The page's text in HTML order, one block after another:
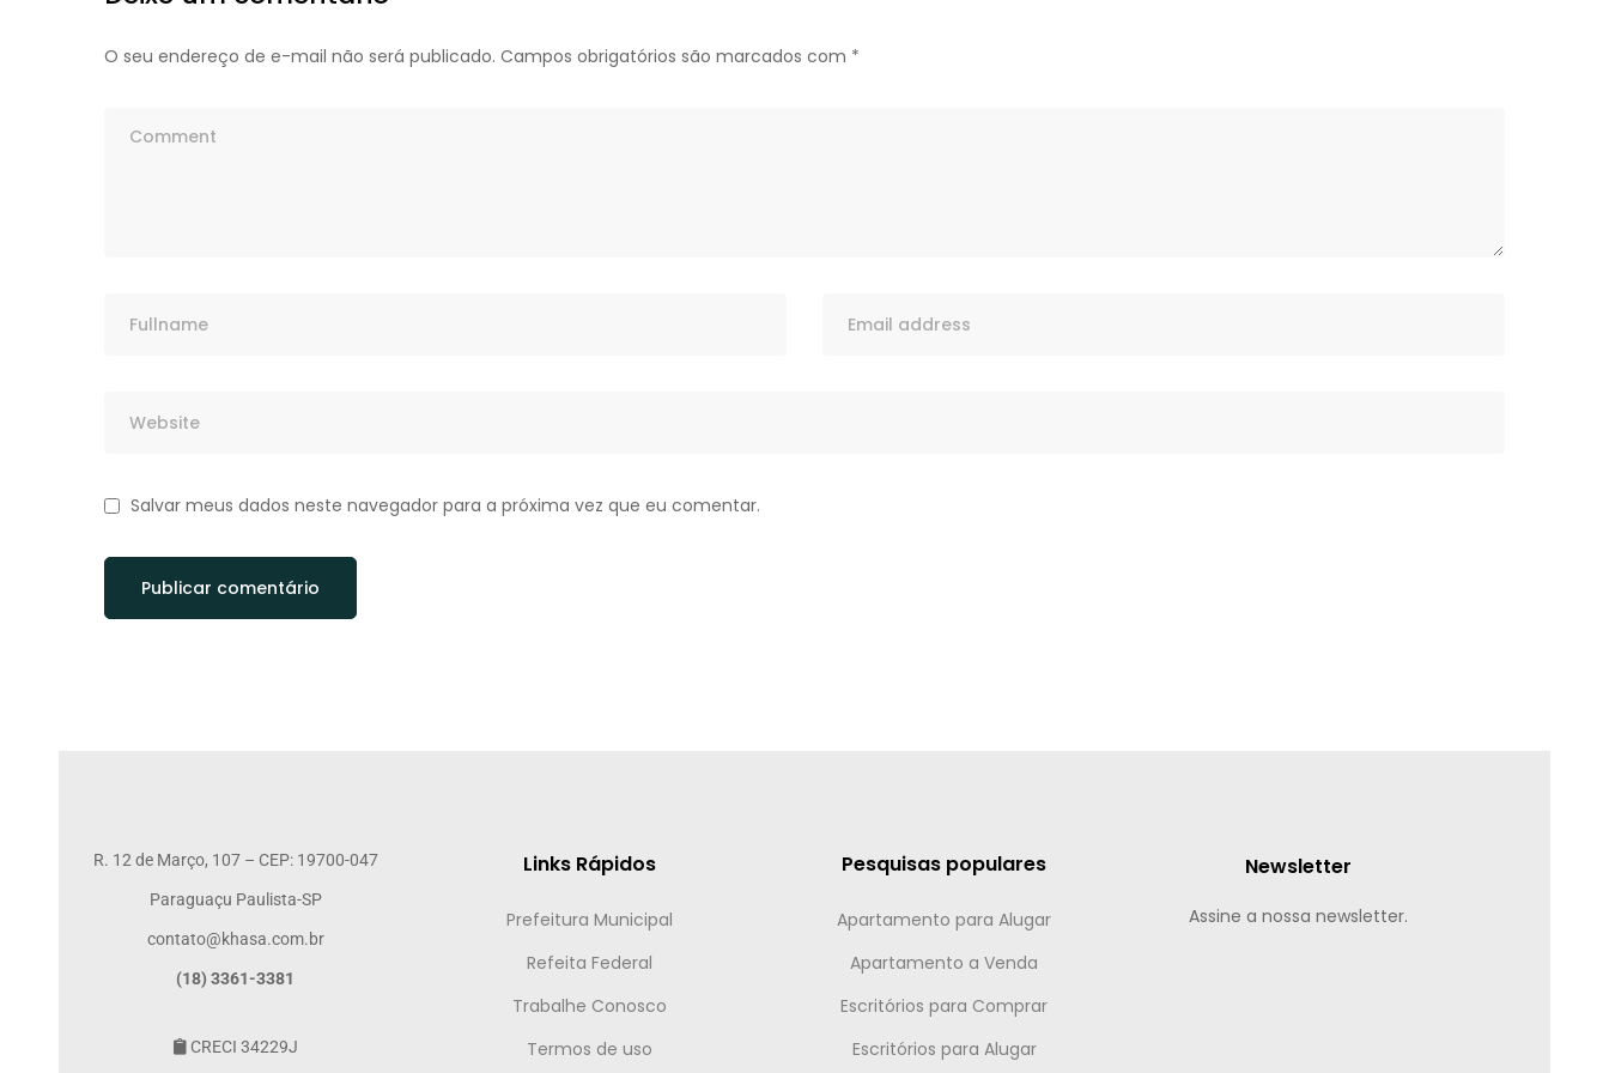
O seu endereço de e-mail não será publicado. Campos obrigatórios são marcados com *
Salvar meus dados neste navegador para a próxima vez que eu comentar.
R. 12 de Março, 107 – CEP: 19700-047
Paraguaçu Paulista-SP
contato@khasa.com.br
(18) 3361-3381
CRECI 34229J
Links Rápidos
Prefeitura Municipal
Refeita Federal
Trabalhe Conosco
Termos de uso
Pesquisas populares
Apartamento para Alugar
Apartamento a Venda
Escritórios para Comprar
Escritórios para Alugar
Newsletter
Assine a nossa newsletter.